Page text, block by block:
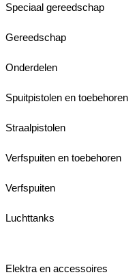
Speciaal gereedschap
Gereedschap
Onderdelen
Spuitpistolen en toebehoren
Straalpistolen
Verfspuiten en toebehoren
Verfspuiten
Luchttanks
Elektra en accessoires